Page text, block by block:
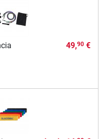
49,90€